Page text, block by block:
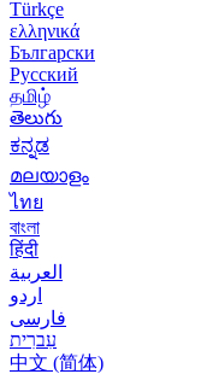
Türkçe
ελληνικά
Български
Русский
தமிழ்
తెలుగు
ಕನ್ನಡ
മലയാളം
ไทย
বাংলা
हिंदी
العربية
اردو
فارسی
עִברִית
中文 (简体)